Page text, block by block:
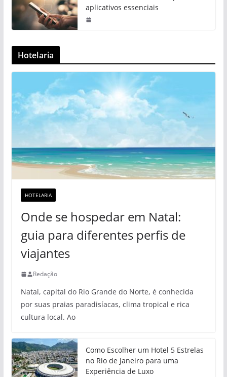
aplicativos essenciais
Hotelaria
HOTELARIA
Onde se hospedar em Natal:
guia para diferentes perfis de
viajantes
Redação
Natal, capital do Rio Grande do Norte, é conhecida
por suas praias paradisíacas, clima tropical e rica
cultura local. Ao
Como Escolher um Hotel 5 Estrelas
no Rio de Janeiro para uma
Experiência de Luxo